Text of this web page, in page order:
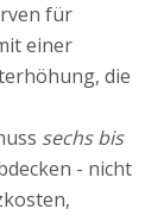
für
einer
die
sechs bis
- nicht